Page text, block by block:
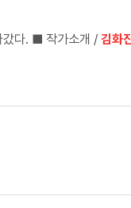
산책로에 닿아 있는 강물에 발목을 담근 채 꼼짝 않던 목이 긴 새가 훌쩍 날아갔다. ■ 작가소개 / 김화